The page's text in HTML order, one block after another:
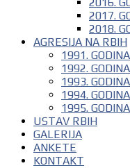
2017.
2018.
AGRESIJA NA RBIH
1991. GODINA
1992. GODINA
1993. GODINA
1994. GODINA
1995. GODINA
USTAV RBIH
GALERIJA
ANKETE
KONTAKT